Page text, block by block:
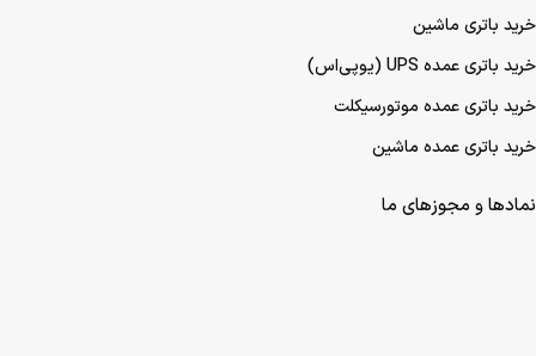
خرید باتری ماشین
خرید باتری عمده UPS (یو‌پی‌اس)
خرید باتری عمده موتورسیکلت
خرید باتری عمده ماشین
نمادها و مجوزهای ما